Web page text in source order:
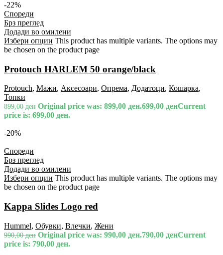
-22%
Спореди
Брз преглед
Додади во омилени
Избери опции This product has multiple variants. The options may
be chosen on the product page
Protouch HARLEM 50 orange/black
Protouch, Мажи, Аксесоари, Опрема, Додатоци, Кошарка,
Топки
899,00ден Original price was: 899,00 ден.699,00 денCurrent
price is: 699,00 ден.
-20%
Спореди
Брз преглед
Додади во омилени
Избери опции This product has multiple variants. The options may
be chosen on the product page
Kappa Slides Logo red
Hummel, Обувки, Влечки, Жени
990,00ден Original price was: 990,00 ден.790,00 денCurrent
price is: 790,00 ден.